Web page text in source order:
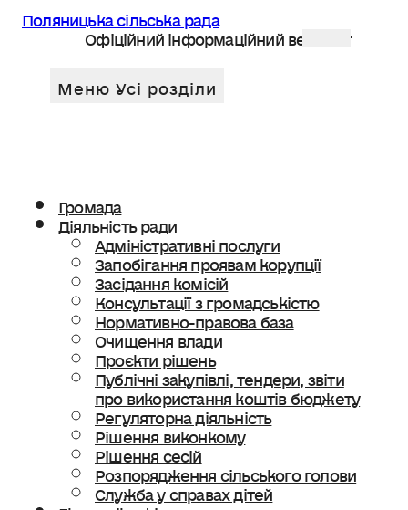
Поляницька сільська рада
Офіційний інформаційний веб сайт
Громада
Діяльність ради
Адміністративні послуги
Запобігання проявам корупції
Засідання комісій
Консультації з громадськістю
Нормативно-правова база
Очищення влади
Проєкти рішень
Публічні закупівлі, тендери, звіти
про використання коштів бюджету
Регуляторна діяльність
Рішення виконкому
Рішення сесій
Розпорядження сільського голови
Служба у справах дітей